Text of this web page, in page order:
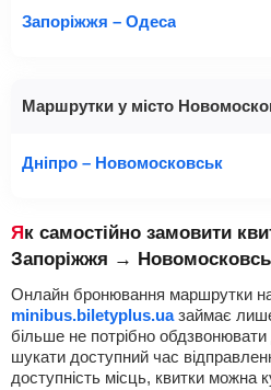
Запоріжжя – Одеса
Маршрутки у місто
Дніпро – Новомосковськ
Як самостійно замовити квиток на маршрутку
Запоріжжя →
Онлайн бронювання маршрутки на
minibus.biletyplus.uaзаймає
більше не потрібно обдзвонювати
шукати доступний час
доступність місць, квитки можна